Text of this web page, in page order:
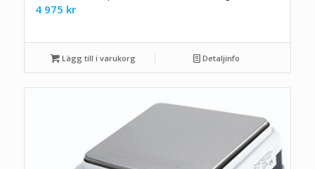
4 975 kr
Lägg till i varukorg Detaljinfo